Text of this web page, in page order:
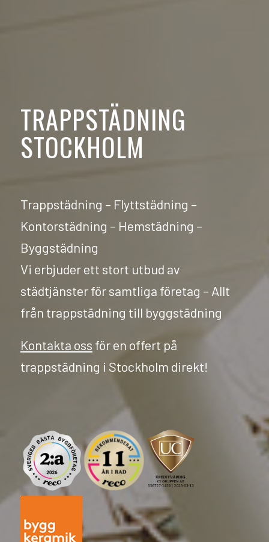
TRAPPSTÄDNING
STOCKHOLM
Trappstädning – Flyttstädning –
Kontorstädning – Hemstädning –
Byggstädning
Vi erbjuder ett stort utbud av
städtjänster för samtliga företag – Allt
från trappstädning till byggstädning
Kontakta oss för en offert på
trappstädning i Stockholm direkt!